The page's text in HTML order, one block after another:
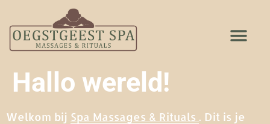
Hallo wereld!
Welkom bij Spa Massages & Rituals . Dit is je